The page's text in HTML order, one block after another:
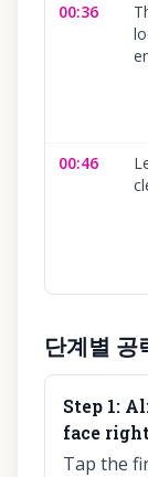
00:36
00:46
단계별 공
Step 1:
face
Tap the